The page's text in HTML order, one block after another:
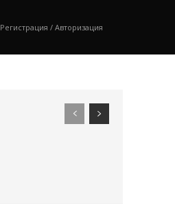
Регистрация / Авторизация